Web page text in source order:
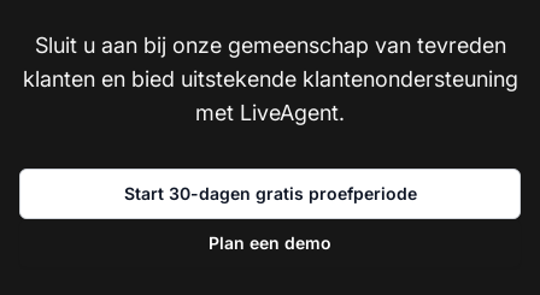
Sluit u aan bij onze gemeenschap van tevreden
klanten en bied uitstekende klantenondersteuning
met LiveAgent.
Start 30-dagen gratis proefperiode
Plan een demo